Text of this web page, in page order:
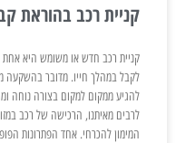
קניית רכב בהוראת
קניית רכב חדש או משומש היא אחת
לקבל במהלך חייו. מדובר בהשקעה
להגיע ממקום למקום בצורה נוחה
לרבים מאיתנו, הרכישה של רכב
המימון להכרחי. אחד הפתרונות